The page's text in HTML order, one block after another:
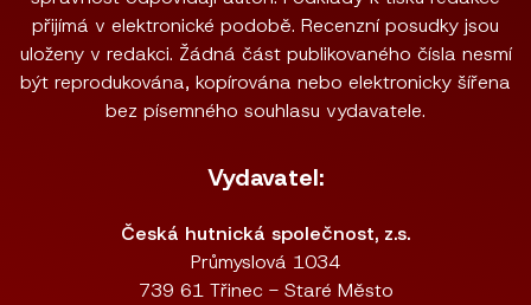
přijímá v elektronické podobě. Recenzní posudky jsou
uloženy v redakci. Žádná část publikovaného čísla nesmí
být reprodukována, kopírována nebo elektronicky šířena
bez písemného souhlasu vydavatele.
Vydavatel:
Česká hutnická společnost, z.s.
Průmyslová 1034
739 61 Třinec - Staré Město